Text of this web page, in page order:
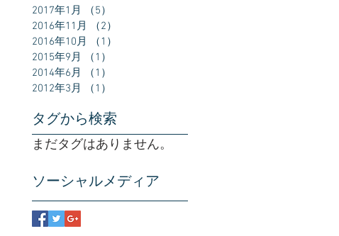
2017年1月
（5）
2016年11月
（2）
2016年10月
（1）
2015年9月
（1）
2014年6月
（1）
2012年3月
（1）
タグから検索
まだタグはありません。
ソーシャルメディア